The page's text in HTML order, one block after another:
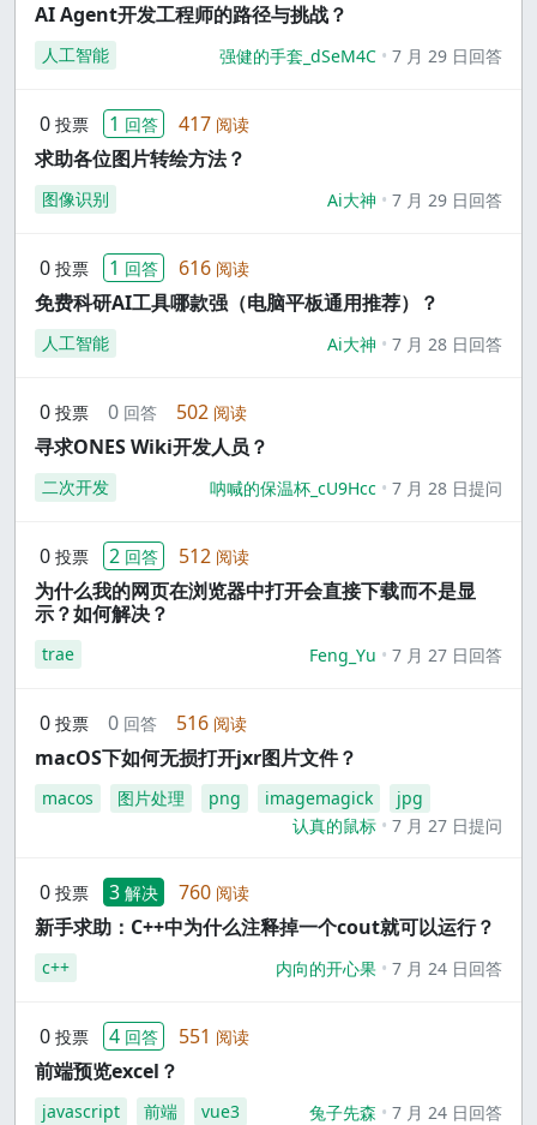
AI Agent开发工程师的路径与挑战？
人工智能 强健的手套_dSeM4C 7 月 29 日回答
0 投票 1 回答 417 阅读
求助各位图片转绘方法？
图像识别 Ai大神 7 月 29 日回答
0 投票 1 回答 616 阅读
免费科研AI工具哪款强（电脑平板通用推荐）？
人工智能 Ai大神 7 月 28 日回答
0 投票 0 回答 502 阅读
寻求ONES Wiki开发人员？
二次开发 呐喊的保温杯_cU9Hcc 7 月 28 日提问
0 投票 2 回答 512 阅读
为什么我的网页在浏览器中打开会直接下载而不是显
示？如何解决？
trae Feng_Yu 7 月 27 日回答
0 投票 0 回答 516 阅读
macOS下如何无损打开jxr图片文件？
macos 图片处理 png imagemagick
jpg
认真的鼠标
7 月 27 日提问
0 投票 3 解决 760 阅读
新手求助：C++中为什么注释掉一个cout就可以运行？
c++ 内向的开心果 7 月 24 日回答
0 投票 4 回答 551 阅读
前端预览excel？
javascript 前端 vue3 兔子先森 7 月 24 日回答